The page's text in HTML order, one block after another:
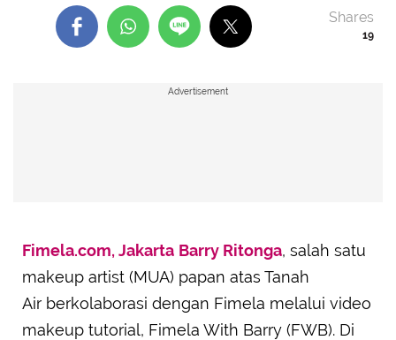
19
Shares
Advertisement
Fimela.com, Jakarta Barry Ritonga, salah satu
makeup artist (MUA) papan atas Tanah
Air berkolaborasi dengan Fimela melalui video
makeup tutorial, Fimela With Barry (FWB). Di